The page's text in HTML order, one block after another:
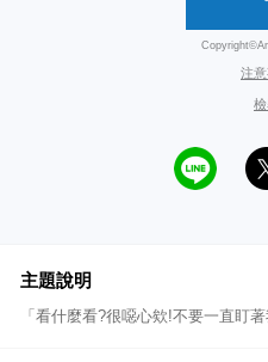
注
主題說明
「看什麼看?很噁心欸!不要一直盯